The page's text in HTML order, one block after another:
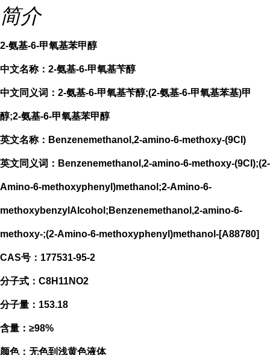
简介
2-氨基-6-甲氧基苯甲醇
中文名称：2-氨基-6-甲氧基苄醇
中文同义词：2-氨基-6-甲氧基苄醇;(2-氨基-6-甲氧基苯基)甲
醇;2-氨基-6-甲氧基苯甲醇
英文名称：Benzenemethanol,2-amino-6-methoxy-(9CI)
英文同义词：Benzenemethanol,2-amino-6-methoxy-(9CI);(2-
Amino-6-methoxyphenyl)methanol;2-Amino-6-
methoxybenzylAlcohol;Benzenemethanol,2-amino-6-
methoxy-;(2-Amino-6-methoxyphenyl)methanol-[A88780]
CAS号：177531-95-2
分子式：C8H11NO2
分子量：153.18
含量：≥98%
颜色：无色到浅黄色液体